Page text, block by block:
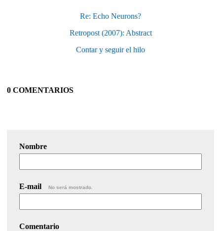
Re: Echo Neurons?
Retropost (2007): Abstract
Contar y seguir el hilo
0 COMENTARIOS
Nombre
E-mail No será mostrado.
Comentario